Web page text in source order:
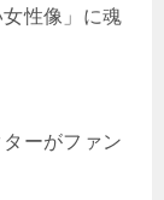
性像」に魂
ーがファン